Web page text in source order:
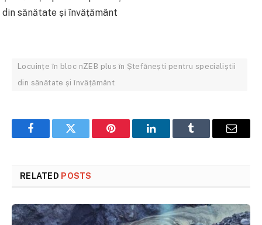
Locuințe în bloc nZEB plus în Ștefănești pentru specialiștii
din sănătate și învățământ
FacebookTwitter Pinterest LinkedInTumblr Email
RELATED POSTS